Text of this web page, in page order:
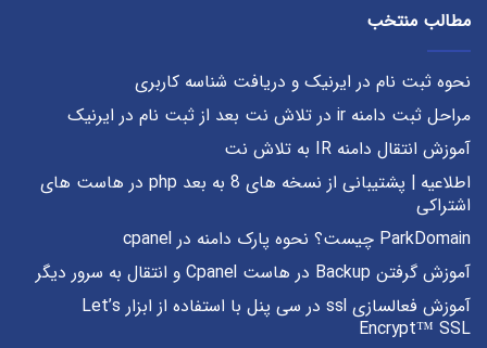
مطالب منتخب
نحوه ثبت نام در ایرنیک و دریافت شناسه کاربری
مراحل ثبت دامنه ir در تلاش نت بعد از ثبت نام در ایرنیک
آموزش انتقال دامنه IR به تلاش نت
اطلاعیه | پشتیبانی از نسخه های 8 به بعد php در هاست های
اشتراکی
ParkDomain چیست؟ نحوه پارک دامنه در cpanel
آموزش گرفتن Backup در هاست Cpanel و انتقال به سرور دیگر
آموزش فعالسازی ssl در سی پنل با استفاده از ابزار Let’s
Encrypt™ SSL